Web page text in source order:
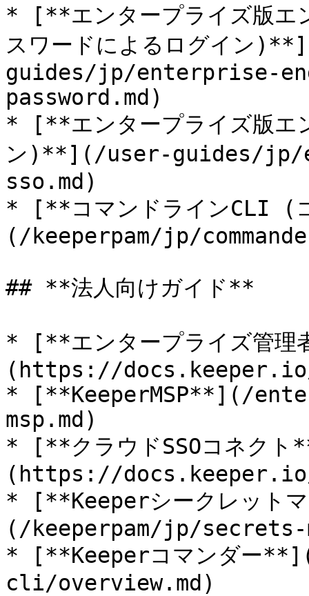
* [**エンタープライズ版エ
スワードによるログイン
guides/jp/enterprise-
password.md)
* [**エンタープライズ版エ
ン)**](/user-guides/jp/
sso.md)
* [**コマンドラインCLI (
(/keeperpam/jp/
## **法人向けガイド**
* [**エンタープライズ管
(https://
* [**KeeperMSP**](/
msp.md)
* [**クラウドSSOコネク
(https://
* [**Keeperシークレット
(/keeperpam/jp/secrets-
* [**Keeperコマンダー
cli/overview.md)